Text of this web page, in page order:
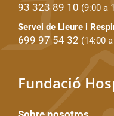
93 323 89 10 (9:00 a
Servei de Lleure i
699 97 54 32 (14:00
Fundació